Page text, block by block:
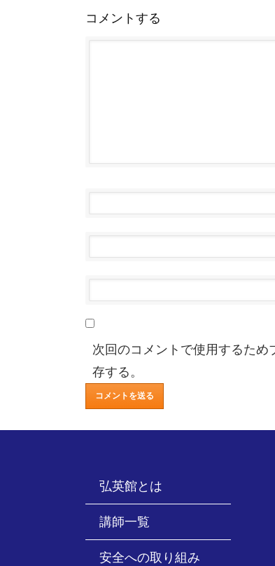
コメントする
次回のコメントで使用するた
存する。
弘英館とは
講師一覧
安全への取り組み